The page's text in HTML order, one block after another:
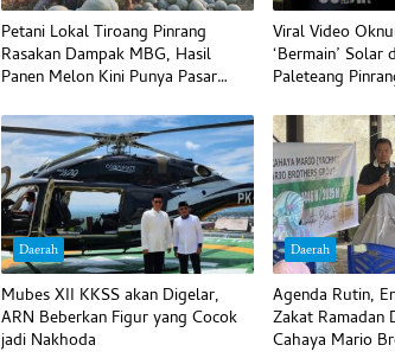
Petani Lokal Tiroang Pinrang
Rasakan Dampak MBG, Hasil
Panen Melon Kini Punya Pasar
Viral Video
‘Bermain’ Solar
Paleteang
Daerah
Mubes XII KKSS akan Digelar,
ARN Beberkan Figur yang Cocok
jadi Nakhoda
Daerah
Agenda Rutin,
Zakat Ramadan
Cahaya Mario